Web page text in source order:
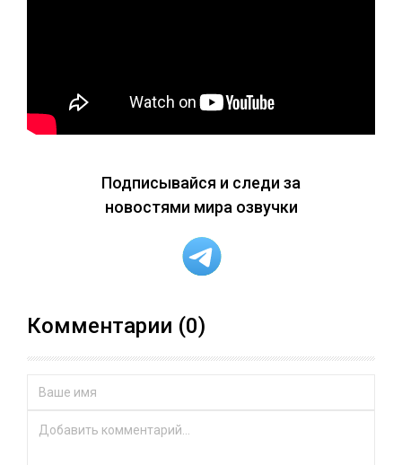
Подписывайся и следи за
новостями мира озвучки
Комментарии (0)